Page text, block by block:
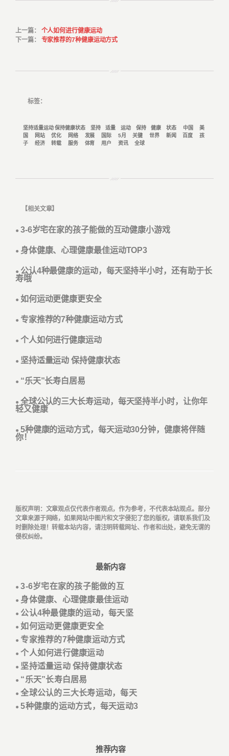
上一篇： 个人如何进行健康运动
下一篇： 专家推荐的7种健康运动方式
标签：
坚持适量运动 保持健康状态 坚持 适量 运动 保持 健康 状态 中国
美
国
网站 优化 网络 发展 国际 5月 关键 世界 新闻 百度
孩
子
经济 转载 服务 体育 用户 资讯 全球
【相关文章】
● 3-6岁宅在家的孩子能做的互动健康小游戏
● 身体健康、心理健康最佳运动TOP3
● 公认4种最健康的运动，每天坚持半小时，还有助于长
寿哦
● 如何运动更健康更安全
● 专家推荐的7种健康运动方式
● 个人如何进行健康运动
● 坚持适量运动 保持健康状态
● “乐天”长寿白居易
● 全球公认的三大长寿运动，每天坚持半小时，让你年
轻又健康
● 5种健康的运动方式，每天运动30分钟，健康将伴随
你！
版权声明 ：文章观点仅代表作者观点，作为参考，不代表本站观点。部分
文章来源于网络，如果网站中图片和文字侵犯了您的版权，请联系我们及
时删除处理！转载本站内容，请注明转载网址、作者和出处，避免无谓的
侵权纠纷。
最新内容
●3-6岁宅在家的孩子能做的互
● 身体健康、心理健康最佳运动
● 公认4种最健康的运动，每天坚
● 如何运动更健康更安全
● 专家推荐的7种健康运动方式
●个人如何进行健康运动
● 坚持适量运动 保持健康状态
● “乐天”长寿白居易
●全球公认的三大长寿运动，每天
●5种健康的运动方式，每天运动3
推荐内容